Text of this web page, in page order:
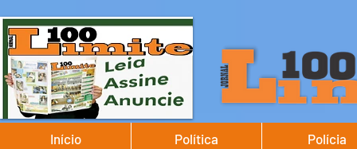
Início Política Polícia